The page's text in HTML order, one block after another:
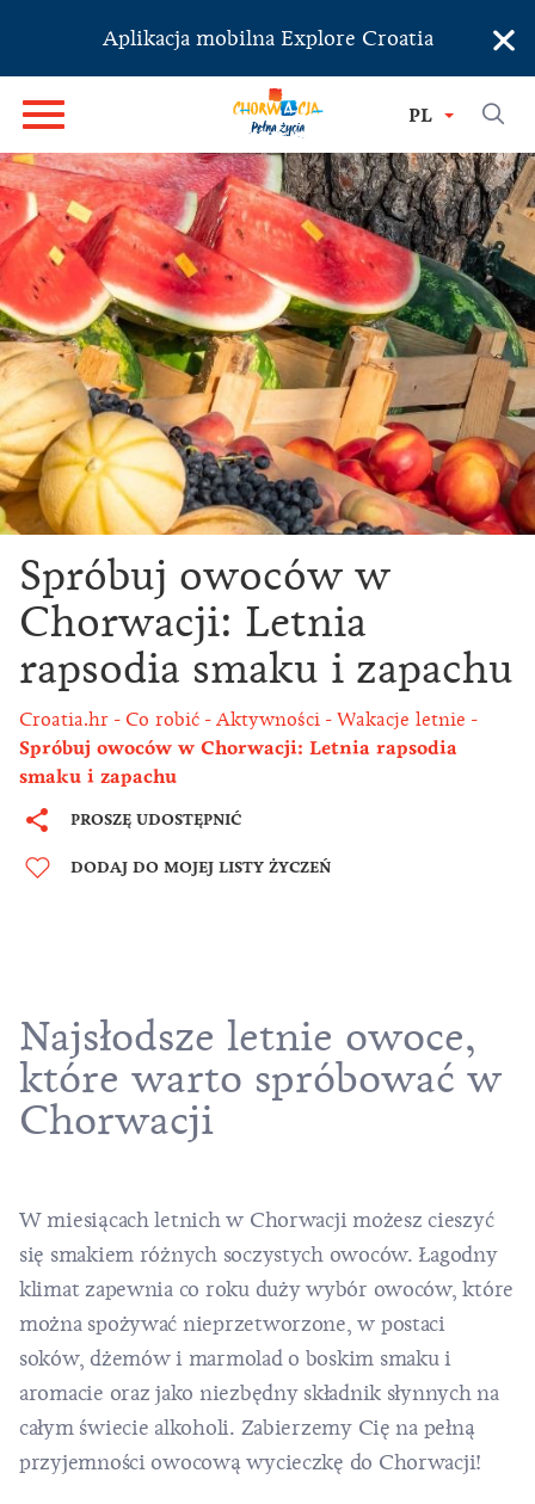
Aplikacja mobilna Explore Croatia ×
PL
Spróbuj owoców w
Chorwacji: Letnia
rapsodia smaku i zapachu
Croatia.hr Co robić Aktywności Wakacje letnie
Spróbuj owoców w Chorwacji: Letnia rapsodia
smaku i zapachu
PROSZĘ UDOSTĘPNIĆ
DODAJ DO MOJEJ LISTY ŻYCZEŃ
Najsłodsze letnie owoce,
które warto spróbować w
Chorwacji
W miesiącach letnich w Chorwacji możesz cieszyć
się smakiem różnych soczystych owoców. Łagodny
klimat zapewnia co roku duży wybór owoców, które
można spożywać nieprzetworzone, w postaci
soków, dżemów i marmolad o boskim smaku i
aromacie oraz jako niezbędny składnik słynnych na
całym świecie alkoholi. Zabierzemy Cię na pełną
przyjemności owocową wycieczkę do Chorwacji!